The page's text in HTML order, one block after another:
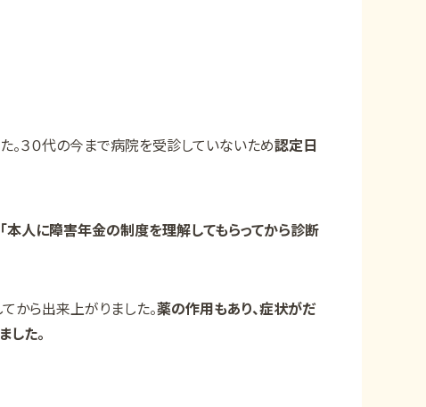
３０代の今まで病院を受診していないため認定日
「本人に障害年金の制度を理解してもらってから診断
から出来上がりました。薬の作用もあり、症状がだ
た。